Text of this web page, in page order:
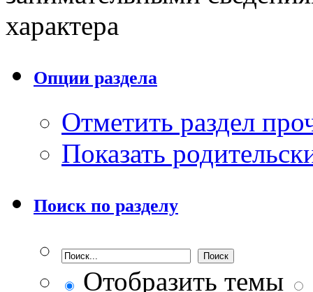
характера
Опции раздела
Отметить раздел
Показать
Поиск по разделу
Отобразить темы